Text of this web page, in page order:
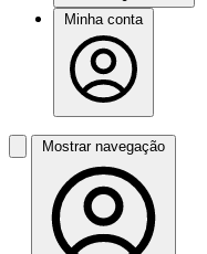
Minha conta
Mostrar navegação